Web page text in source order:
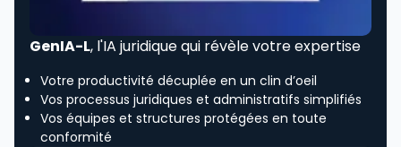
GenIA-L, l'IA juridique qui révèle votre expertise
Votre productivité décuplée en un clin d’oeil
Vos processus juridiques et administratifs simplifiés
Vos équipes et structures protégées en toute
conformité